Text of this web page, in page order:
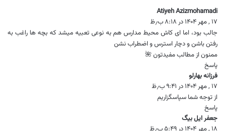
Atiyeh Azizmohamadi
ف
ت
:
۱۷ , مهر ۱۴۰۴ در ۸:۱۸ ب٫ظ
جالب بود، اما ای کاش محیط مدارس هم به نوعی تعبیه میشد که بچه ها راغب به
رفتن باشن و دچار استرس و اضطراب نشن
ممنون از مطالب مفیدتون 🌺
پاسخ
فرزانه بهارلو
ف
ت
۱۷ , مهر ۱۴۰۴ در ۹:۴۱ ب٫ظ
از توجه شما سپاسگزاریم
پاسخ
جعفر ایل بیگ
ف
۱۸ , مهر ۱۴۰۴ در ۵:۴۹ ب٫ظ